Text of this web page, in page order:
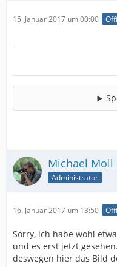
15. Januar 2017 um 00:00
Michael Moll
Administrator
16. Januar 2017 um 13:50
Sorry, ich habe wohl
und es erst jetzt
deswegen hier das Bild